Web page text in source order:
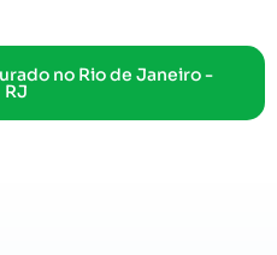
no Rio de Janeiro -
RJ